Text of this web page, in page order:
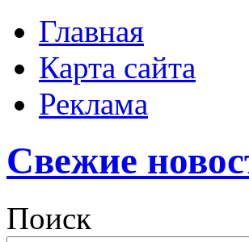
Главная
Карта сайта
Реклама
Свежие
Поиск